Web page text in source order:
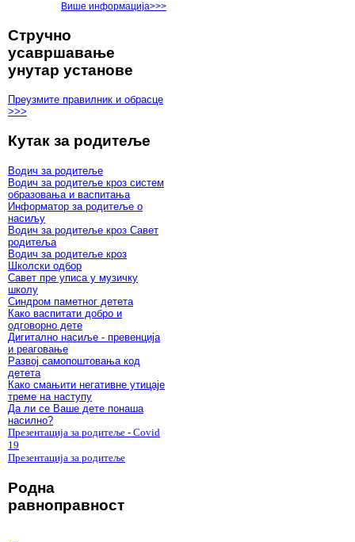
Више информација>>>
Стручно
усавршавање
унутар установе
Преузмите правилник и обрасце
>>>
Кутак за родитеље
Водич за родитеље
Водич за родитеље кроз систем
образовања и васпитања
Информатор за родитеље о
насиљу
Водич за родитеље кроз Савет
родитеља
Водич за родитеље кроз
Школски одбор
Савет пре уписа у музичку
школу
Синдром паметног детета
Како васпитати добро и
одговорно дете
Дигитално насиље - превенција
и реаговање
Развој самопоштовања код
детета
Како смањити негативне утицаје
треме на наступу
Да ли се Ваше дете понаша
насилно?
Презентација за родитеље - Covid
19
Презентација за родитеље
Родна
равноправност